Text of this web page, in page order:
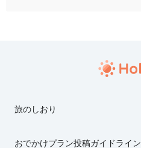
旅のしおり
おでかけプラン投稿ガイドライン